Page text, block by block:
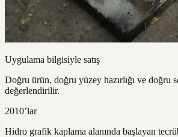
Uygulama bilgisiyle satış
Doğru ürün, doğru yüzey hazırlığı ve doğru
değerlendirilir.
2010’lar
Hidro grafik kaplama alanında başlayan